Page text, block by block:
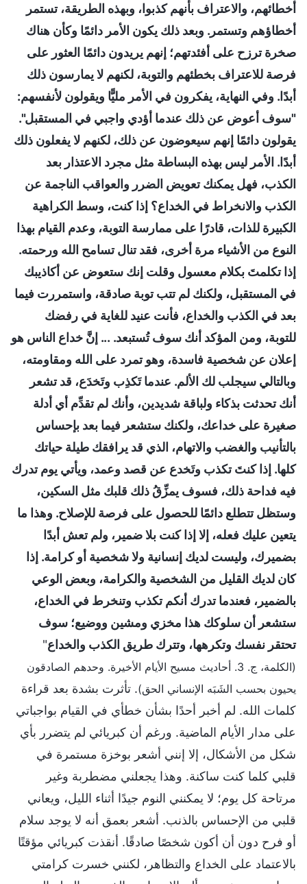
أخطائهم، والاعتراف بأنهم كذبوا، وبهذه الطريقة، تستمر
أخطاؤهم وتستمر. وبعد ذلك يكون الأمر دائمًا وكأن هناك
صخرة ترزح على أفئدتهم؛ إنهم يريدون دائمًا العثور على
فرصة للاعتراف بخطئهم والتوبة، لكنهم لا يمارسون ذلك
أبدًا. وفي النهاية، يفكرون في الأمر مليًّا ويقولون لأنفسهم:
"سوف أعوض عن ذلك عندما أؤدي واجبي في المستقبل".
يقولون دائمًا إنهم سيعوضون عن ذلك، لكنهم لا يفعلون ذلك
أبدًا. الأمر ليس بهذه البساطة مثل مجرد الاعتذار بعد
الكذب، فهل يمكنك تعويض الضرر والعواقب الناجمة عن
الكذب والانخراط في الخداع؟ إذا كنت، وسط الكراهية
الكبيرة للذات، قادرًا على ممارسة التوبة، وعدم القيام بهذا
النوع من الأشياء مرة أخرى، فقد تنال تسامح الله ورحمته.
إذا تكلمتَ بكلام معسول وقلت إنك ستعوض عن أكاذيبك
في المستقبل، ولكنك لم تتب توبة صادقة، واستمررت فيما
بعد في الكذب والخداع، فأنت عنيد للغاية في رفضك
للتوبة، ومن المؤكد أنك سوف تُستبعد. ... إنَّ خداع الناس هو
إعلان عن شخصية فاسدة، وهو تمرد على الله ومقاومته،
وبالتالي سيجلب لك الألم. عندما تَكذِب وتَخدَع، قد تشعر
أنك تحدثت بذكاء ولباقة شديدين، وأنك لم تقدِّم أي أدلة
صغيرة على خداعك، ولكنك ستشعر فيما بعد بإحساس
بالتأنيب والغضب والاتهام، الذي قد يرافقك طيلة حياتك
كلها. إذا كنتَ تكذب وتَخدع عن قصد وعمد، ويأتي يوم تدرك
فيه فداحة ذلك، فسوف يمزِّقُ ذلك قلبك مثل السكين،
وستظل تتطلع دائمًا للحصول على فرصة للإصلاح. وهذا ما
يتعين عليك فعله، إلا إذا كنت بلا ضمير، ولم تعش أبدًا
بضميرك، وليست لديك إنسانية ولا شخصية أو كرامة. إذا
كان لديك القليل من الشخصية والكرامة، وبعض الوعي
بالضمير، فعندما تدرك أنكم تكذب وتنخرط في الخداع،
ستشعر أن سلوكك هذا مخزي ومشين ووضيع؛ سوف
تحتقر نفسك وتكرهها، وتترك طريق الكذب والخداع"
(الكلمة، ج. 3. أحاديث مسيح الأيام الأخيرة. وحدهم الصادقون
يحيون بحسب الشَبَه الإنساني الحق). تأثرت بشدة بعد قراءة
كلمات الله. لم أخبر أحدًا بشأن خطأي في القيام بواجباتي
على مدار الأيام الماضية. ورغم أن كبريائي لم يتضرر بأي
شكل من الأشكال، إلا إنني أشعر بوخزة مستمرة في
قلبي كلما كنت ساكنة. وهذا يجعلني مضطربة وغير
مرتاحة كل يوم؛ لا يمكنني النوم جيدًا أثناء الليل، ويعاني
قلبي من الإحساس بالذنب. أشعر بعمق أنه لا يوجد سلام
أو فرح دون أن أكون شخصًا صادقًا. أنقذت كبريائي مؤقتًا
بالاعتماد على الخداع والتظاهر، لكنني خسرت كرامتي